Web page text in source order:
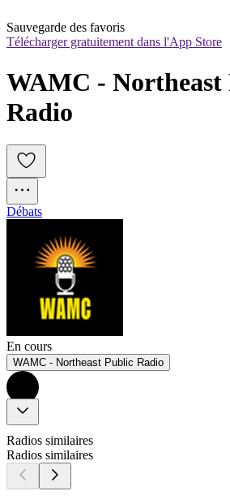
Sauvegarde des favoris
Télécharger gratuitement dans l'App Store
WAMC - Northeast
Radio
Débats
En cours
WAMC - Northeast Public Radio
Radios similaires
Radios similaires